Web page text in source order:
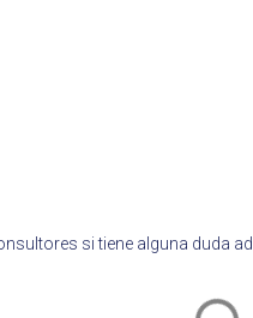
si tiene alguna duda